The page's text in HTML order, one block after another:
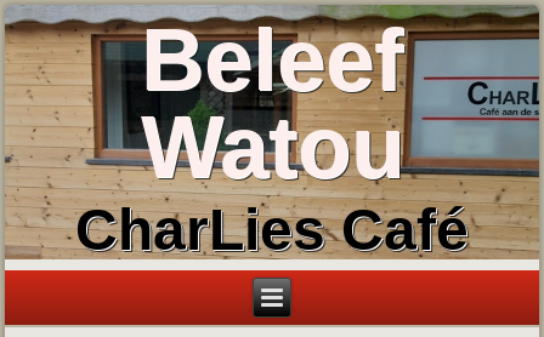
Beleef
Watou
CharLies Café